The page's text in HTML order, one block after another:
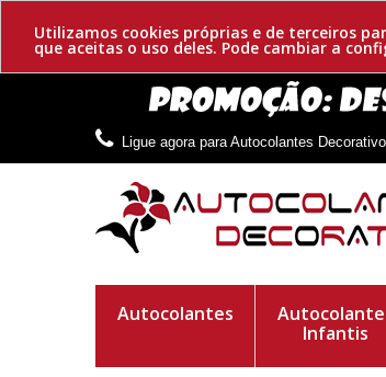
Utilizamos cookies próprias e de terceiros
que aceitas o uso deles. Pode cambiar a
Ligue agora para Autocolantes
Autocolantes
Infantis